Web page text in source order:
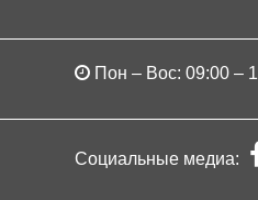
Пон – Вос: 09:00 –
Социальные медиа: